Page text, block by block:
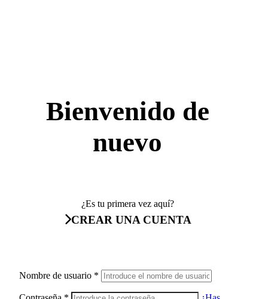
Bienvenido de
nuevo
¿Es tu primera vez aquí?
CREAR UNA CUENTA
Nombre de usuario *